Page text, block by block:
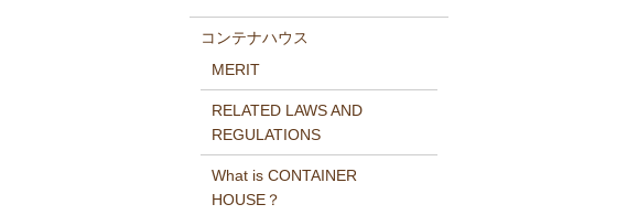
コンテナハウス
MERIT
RELATED LAWS AND
REGULATIONS
What is CONTAINER
HOUSE？